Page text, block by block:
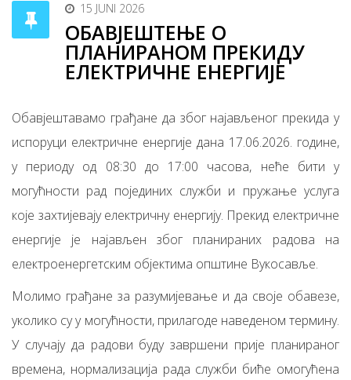
15 JUNI 2026
ОБАВЈЕШТЕЊЕ О
ПЛАНИРАНОМ ПРЕКИДУ
ЕЛЕКТРИЧНЕ ЕНЕРГИЈЕ
Обавјештавамо грађане да због најављеног прекида у
испоруци електричне енергије дана 17.06.2026. године,
у периоду од 08:30 до 17:00 часова, неће бити у
могућности рад појединих служби и пружање услуга
које захтијевају електричну енергију. Прекид електричне
енергије је најављен због планираних радова на
електроенергетским објектима општине Вукосавље.
Молимо грађане за разумијевање и да своје обавезе,
уколико су у могућности, прилагоде наведеном термину.
У случају да радови буду завршени прије планираног
времена, нормализација рада служби биће омогућена